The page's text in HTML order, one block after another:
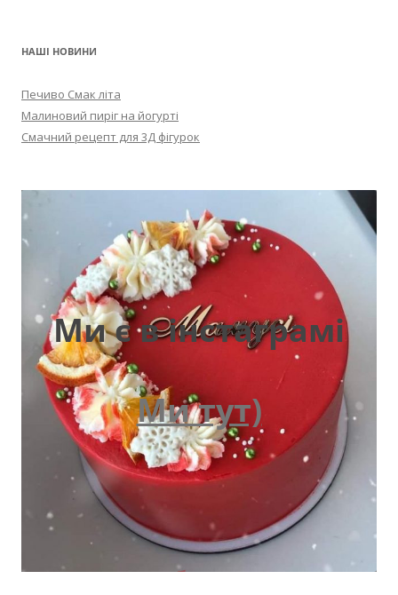
НАШІ НОВИНИ
Печиво Смак літа
Малиновий пиріг на йогурті
Смачний рецепт для 3Д фігурок
Ми є в інстаграмі
Ми тут)